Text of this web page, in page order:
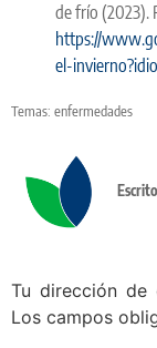
de frío (2023).
https://
el-
Temas: enfermedades
Tu dirección de
Los campos